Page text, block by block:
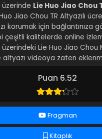
Puan 6.52
Fragman
Kitaplık
Lie Huo Jiao Chou
Jiao Chou TR Altyazılı
korumak için bağlantınıza
çeşitli kalitelerde online
Lie Huo Jiao Chou
videoya zaten